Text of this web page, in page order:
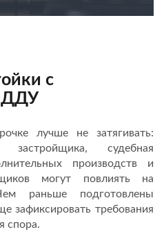
с
ДДУ
лучше не затягивать:
застройщика, судебная
производств и
могут повлиять на
раньше подготовлены
зафиксировать требования
спора.